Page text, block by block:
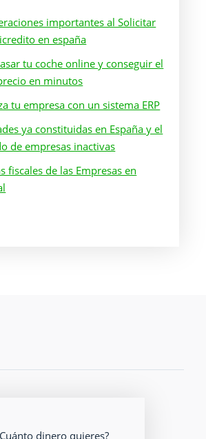
importantes al Solicitar
en españa
tu coche online y conseguir el
en minutos
tu empresa con un sistema ERP
ya constituidas en España y el
de empresas inactivas
fiscales de las Empresas en
dinero quieres?